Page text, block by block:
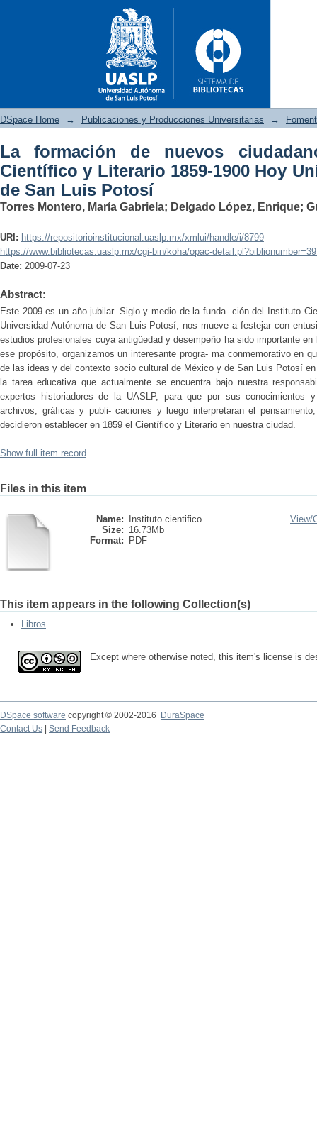
La formación de nuevos
Hoy Universidad Autónoma
DSpace Home → Publicaciones y Producciones Universitarias →
La formación de nuevos
Científico y Literario 1859-1900 Hoy
de San Luis Potosí
Torres Montero, María Gabriela; Delgado López, Enrique;
URI: https://repositorioinstitucional.uaslp.mx/xmlui/handle/i/8799
https://www.bibliotecas.uaslp.mx/cgi-bin/koha/opac-
Date: 2009-07-23
Abstract:
Este 2009 es un año jubilar. Siglo y medio de la funda- ción del Instituto
Universidad Autónoma de San Luis Potosí, nos mueve a festejar con
estudios profesionales cuya antigüedad y desempeño ha sido importante
ese propósito, organizamos un interesante progra- ma conmemorativo en
de las ideas y del contexto socio cultural de México y de San Luis Potosí
la tarea educativa que actualmente se encuentra bajo nuestra
expertos historiadores de la UASLP, para que por sus conocimientos
archivos, gráficas y publi- caciones y luego interpretaran el
decidieron establecer en 1859 el Científico y Literario en nuestra ciudad.
Show full item record
Files in this item
Name:
Instituto cientifico ...
Size: 16.73Mb
Format:
PDF
View/
This item appears in the following Collection(s)
Libros
Except where otherwise noted, this item's license is
DSpace software copyright © 2002-2016
DuraSpace
Contact Us
Send Feedback